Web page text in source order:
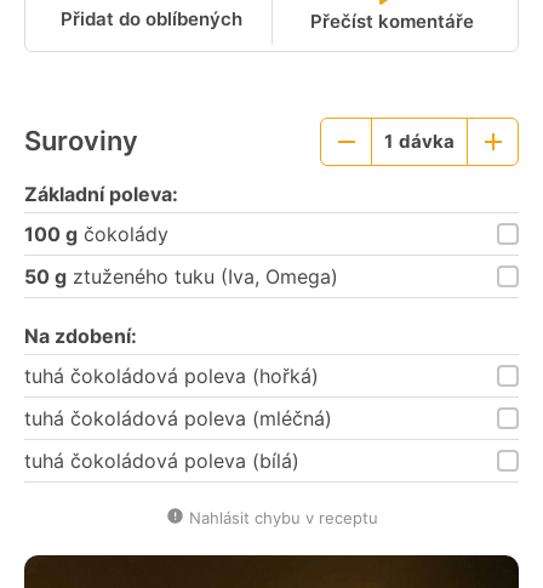
Přidat do oblíbených Přečíst komentáře
Suroviny
Menší
1 dávka
Větší
Základní poleva:
100 g čokolády
50 g ztuženého tuku (Iva, Omega)
Na zdobení:
tuhá čokoládová poleva (hořká)
tuhá čokoládová poleva (mléčná)
tuhá čokoládová poleva (bílá)
Nahlásit chybu v receptu